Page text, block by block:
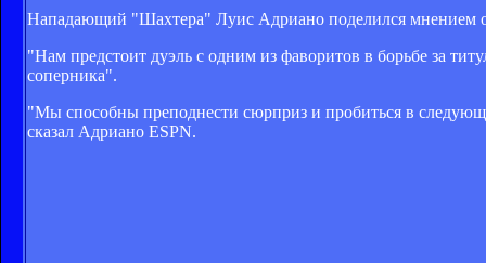
Нападающий "Шахтера" Луис Адриано поделился мнением
"Нам предстоит дуэль с одним из фаворитов в борьбе за
соперника".
"Мы способны преподнести сюрприз и пробиться в
сказал Адриано ESPN.